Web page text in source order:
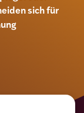
sich für